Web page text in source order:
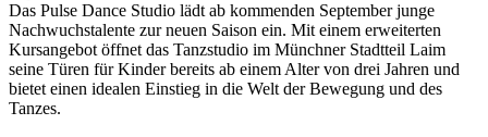
Das Pulse Dance Studio lädt ab kommenden September junge
Nachwuchstalente zur neuen Saison ein. Mit einem erweiterten
Kursangebot öffnet das Tanzstudio im Münchner Stadtteil Laim
seine Türen für Kinder bereits ab einem Alter von drei Jahren und
bietet einen idealen Einstieg in die Welt der Bewegung und des
Tanzes.